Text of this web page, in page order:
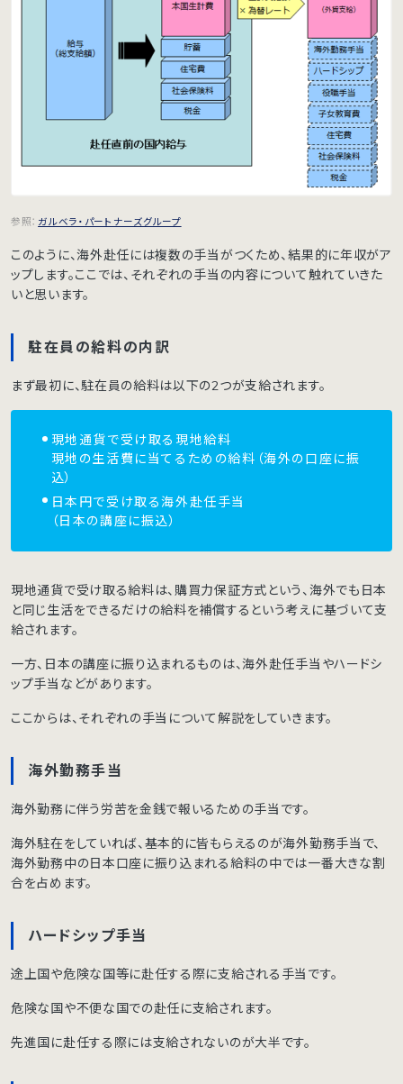
参照： ガルベラ・パートナーズグループ
このように、海外赴任には複数の手当がつくため、結果的に年収がア
ップします。ここでは、それぞれの手当の内容について触れていきた
いと思います。
駐在員の給料の内訳
まず最初に、駐在員の給料は以下の2つが支給されます。
現地通貨で受け取る現地給料
現地の生活費に当てるための給料（海外の口座に振
込）
日本円で受け取る海外赴任手当
（日本の講座に振込）
現地通貨で受け取る給料は、購買力保証方式という、海外でも日本
と同じ生活をできるだけの給料を補償するという考えに基づいて支
給されます。
一方、日本の講座に振り込まれるものは、海外赴任手当やハードシ
ップ手当などがあります。
ここからは、それぞれの手当について解説をしていきます。
海外勤務手当
海外勤務に伴う労苦を金銭で報いるための手当です。
海外駐在をしていれば、基本的に皆もらえるのが海外勤務手当で、
海外勤務中の日本口座に振り込まれる給料の中では一番大きな割
合を占めます。
ハードシップ手当
途上国や危険な国等に赴任する際に支給される手当です。
危険な国や不便な国での赴任に支給されます。
先進国に赴任する際には支給されないのが大半です。